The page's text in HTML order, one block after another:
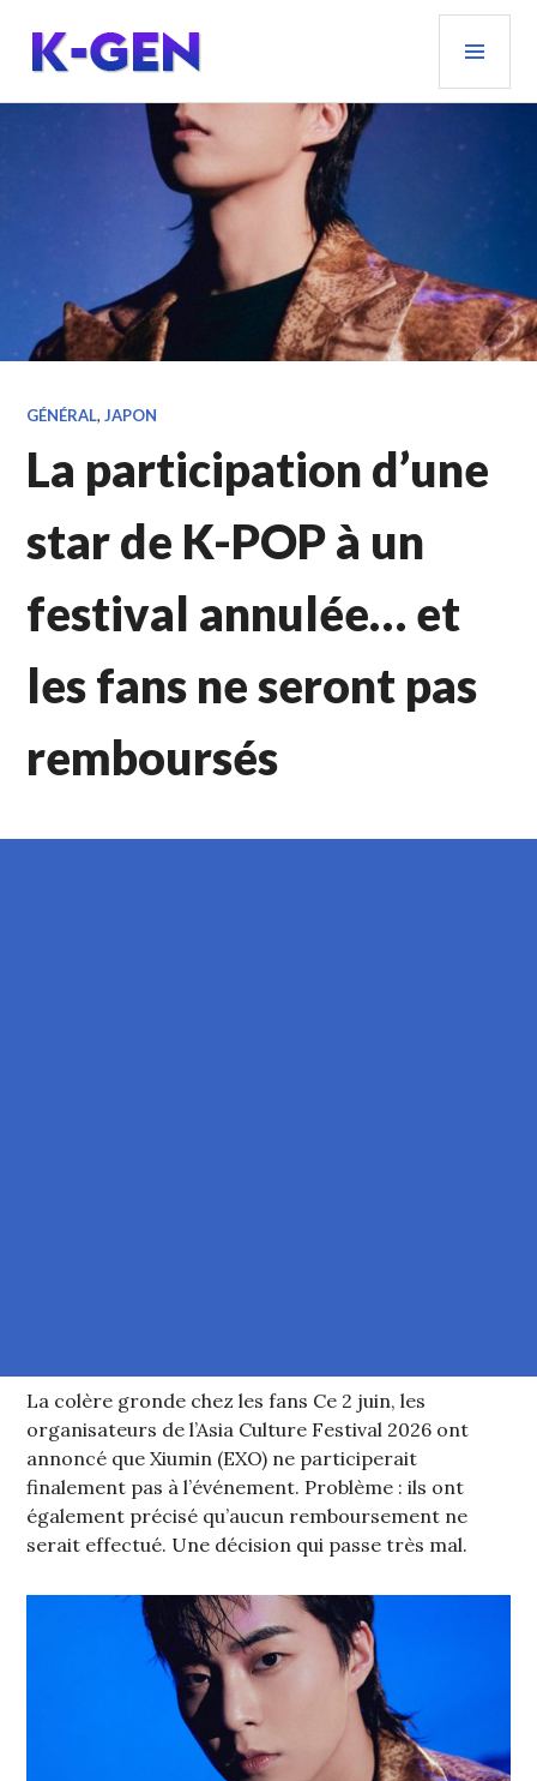
contenu
principal
K-GEN
GÉNÉRAL,JAPON
La participation d’une
star de K-POP à un
festival annulée… et
les fans ne seront pas
remboursés
La colère gronde chez les fans Ce 2 juin, les
organisateurs de l’Asia Culture Festival 2026 ont
annoncé que Xiumin (EXO) ne participerait
finalement pas à l’événement. Problème : ils ont
également précisé qu’aucun remboursement ne
serait effectué. Une décision qui passe très mal.